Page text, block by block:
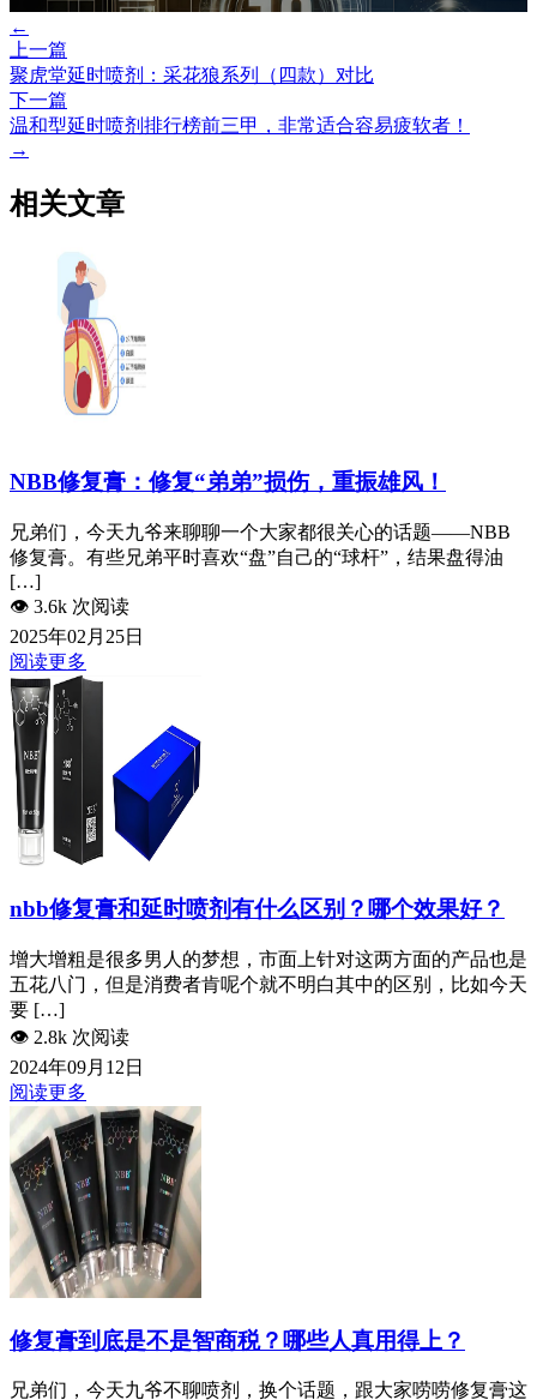
←
上一篇
聚虎堂延时喷剂：采花狼系列（四款）对比
下一篇
温和型延时喷剂排行榜前三甲，非常适合容易疲软者！
→
相关文章
NBB修复膏：修复“弟弟”损伤，重振雄风！
兄弟们，今天九爷来聊聊一个大家都很关心的话题——NBB
修复膏。有些兄弟平时喜欢“盘”自己的“球杆”，结果盘得油
[…]
👁️ 3.6k 次阅读
2025年02月25日
阅读更多
nbb修复膏和延时喷剂有什么区别？哪个效果好？
增大增粗是很多男人的梦想，市面上针对这两方面的产品也是
五花八门，但是消费者肯呢个就不明白其中的区别，比如今天
要 […]
👁️ 2.8k 次阅读
2024年09月12日
阅读更多
修复膏到底是不是智商税？哪些人真用得上？
兄弟们，今天九爷不聊喷剂，换个话题，跟大家唠唠修复膏这